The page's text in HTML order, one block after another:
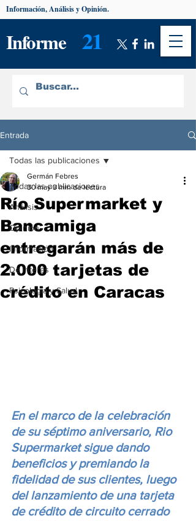
Informe 21
Información, Análisis y Opinión.
Entrada
Todas las publicaciones
Análisis
Opinión
Información
De interés
Psicología y Salud
Todas las publicaciones
Río Supermarket y
Bancamiga
entregarán más de
2.000 tarjetas de
crédito en Caracas
Germán Febres
30 may 3 min de lectura
En el marco de la celebración
de su séptimo aniversario, Rio
Supermarket sigue dando
beneficios y premiando la
fidelidad de sus clientes, luego
del lanzamiento de una tarjeta
de crédito de circuito cerrado